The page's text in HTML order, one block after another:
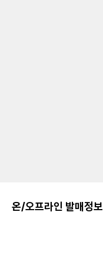
온/오프라인 발매정보